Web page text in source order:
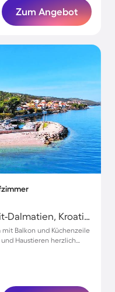
Zum Angebot
Trogir, Gespanschaft Split-Dalmatien, Kroatien
Balkon und Küchenzeile
Haustieren herzlich